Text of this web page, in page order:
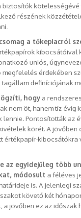
biztosítók
részének
a tőkepiacról
kibocsátóival
uniós,
érdekében
tagállam definíciójának
hogy a
nem öt, hanem tíz évig
lennie. Pontosították az
körét. A jövőben
értékpapír-kibocsátókra
az egyidejűleg több
módosult a féléves
is. A jelenlegi
követő két
a jövőben ez az időszak